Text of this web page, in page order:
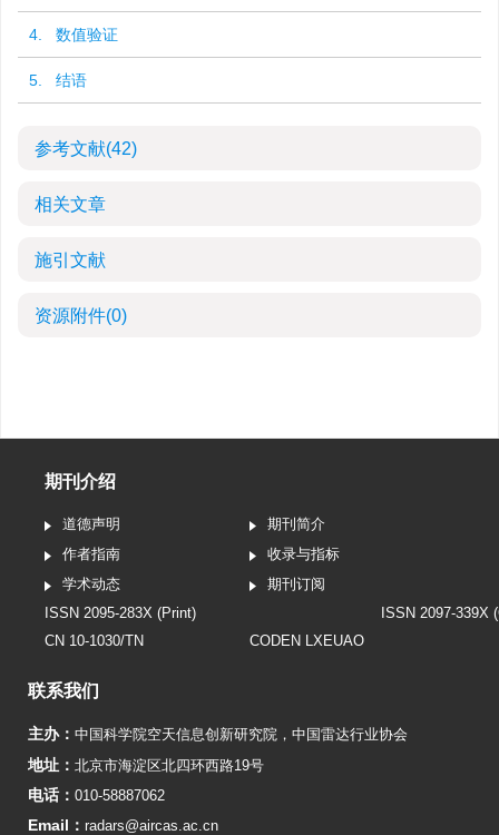
4. 数值验证
5. 结语
参考文献(42)
相关文章
施引文献
资源附件(0)
期刊介绍
道德声明
期刊简介
作者指南
收录与指标
学术动态
期刊订阅
ISSN 2095-283X (Print)
ISSN 2097-339X
CN 10-1030/TN
CODEN LXEUAO
联系我们
主办： 中国科学院空天信息创新研究院 ， 中国雷达行业协会
地址： 北京市海淀区北四环西路19号
电话： 010-58887062
Email： radars@aircas.ac.cn